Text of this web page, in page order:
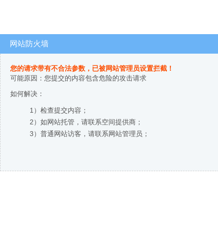
网站防火墙
您的请求带有不合法参数，已被网站管理员设置拦截！
可能原因：您提交的内容包含危险的攻击请求
如何解决：
1）检查提交内容；
2）如网站托管，请联系空间提供商；
3）普通网站访客，请联系网站管理员；